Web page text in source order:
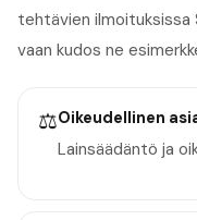
tehtävien ilmoituksissa
vaan kudos ne
⚖️Oikeudellinen
Lainsäädäntö ja